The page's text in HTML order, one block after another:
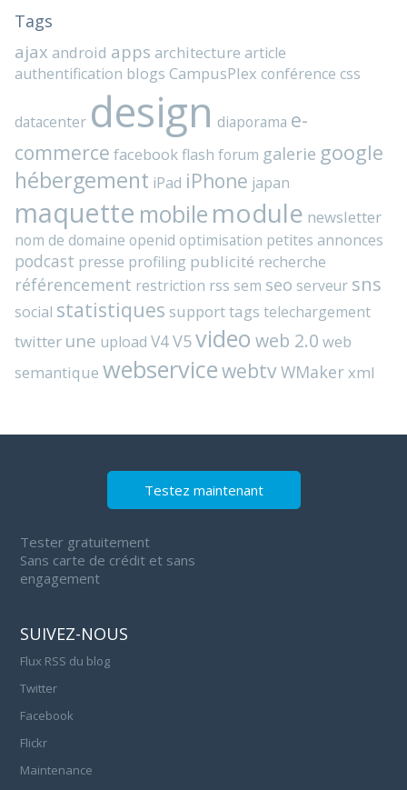
Tags
ajax android apps architecture article
authentification blogs CampusPlex conférence css
datacenter design diaporama e-
commerce facebookflash forum galerie google
hébergement iPad iPhone japan
maquette mobile module newsletter
nom de domaine openid optimisation petites annonces
podcast presse profiling publicité recherche
référencement restriction rss sem seo serveur sns
social statistiques supporttags telechargement
twitter une upload V4V5video web 2.0 web
semantique webservicewebtvWMakerxml
Testez maintenant
Tester gratuitement
Sans carte de crédit et sans
engagement
SUIVEZ-NOUS
Flux RSS du blog
Twitter
Facebook
Flickr
Maintenance